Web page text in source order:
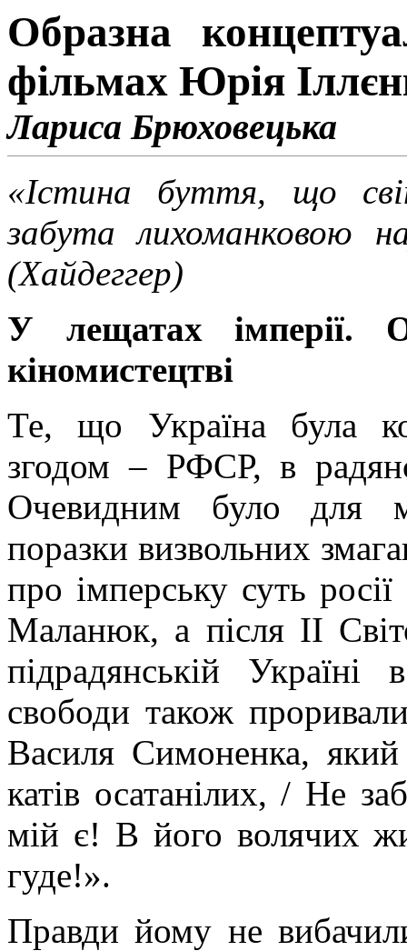
Образна
фільмах Юрія
Лариса Брюховецька
«Істина буття, що
забута лихоманковою
(Хайдеггер)
У лещатах імперії.
кіномистецтві
Те, що Україна була
згодом – РФСР, в
Очевидним було для
поразки визвольних
про імперську суть
Маланюк, а після ІІ
підрадянській Україні
свободи також
Василя Симоненка,
катів осатанілих, / Не
мій є! В його волячих
гуде!».
Правди йому не